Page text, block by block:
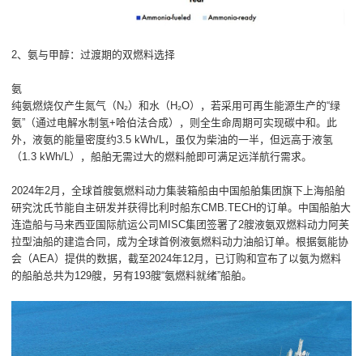
2、氨与甲醇：过渡期的双燃料选择
氨
纯氨燃烧仅产生氮气（N₂）和水（H₂O），若采用可再生能源生产的“绿
氨”（通过电解水制氢+哈伯法合成），则全生命周期可实现碳中和。此
外，液氨的能量密度约3.5 kWh/L，虽仅为柴油的一半，但远高于液氢
（1.3 kWh/L），船舶无需过大的燃料舱即可满足远洋航行需求。
2024年2月，全球首艘氨燃料动力集装箱船由中国船舶集团旗下上海船舶
研究沈氏节能自主研发并获得比利时船东CMB.TECH的订单。中国船舶大
连造船与马来西亚国际航运公司MISC集团签署了2艘液氨双燃料动力阿芙
拉型油船的建造合同，成为全球首例液氨燃料动力油船订单。根据氨能协
会（AEA）提供的数据，截至2024年12月，已订购和宣布了以氨为燃料
的船舶总共为129艘，另有193艘“氨燃料就绪”船舶。